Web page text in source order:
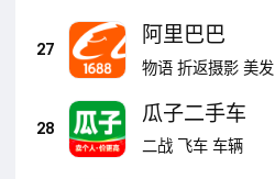
27
阿里巴巴
物语 折返摄影 美发
28
瓜子二手车
二战 飞车 车辆